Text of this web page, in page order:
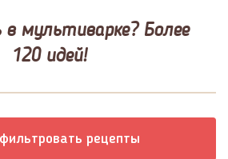
в мультиварке? Более
120 идей!
рецепты